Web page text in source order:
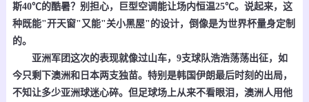
斯40℃的酷暑？别担心，巨型空调能让场内恒温25℃。说起来，这
种既能"开天窗"又能"关小黑屋"的设计，倒像是为世界杯量身定制
的。
亚洲军团这次的表现就像过山车，9支球队浩浩荡荡出征，如
今只剩下澳洲和日本两支独苗。特别是韩国伊朗最后时刻的出局，
不知让多少亚洲球迷心碎。但足球场上从来不看眼泪，澳洲人用他